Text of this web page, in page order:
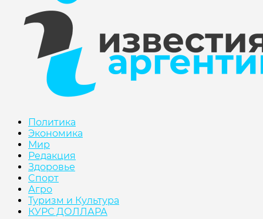
Политика
Экономика
Мир
Редакция
Здоровье
Cпорт
Агро
Туризм и Культура
КУРС ДОЛЛАРА